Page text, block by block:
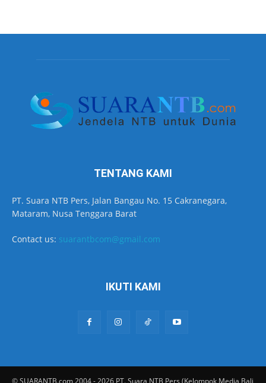
TENTANG KAMI
PT. Suara NTB Pers, Jalan Bangau No. 15 Cakranegara,
Mataram, Nusa Tenggara Barat
Contact us: suarantbcom@gmail.com
IKUTI KAMI